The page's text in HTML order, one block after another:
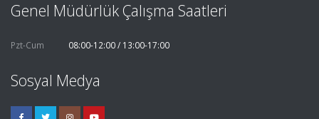
Genel Müdürlük Çalışma Saatleri
Pzt-Cum 08:00-12:00 / 13:00-17:00
Sosyal Medya